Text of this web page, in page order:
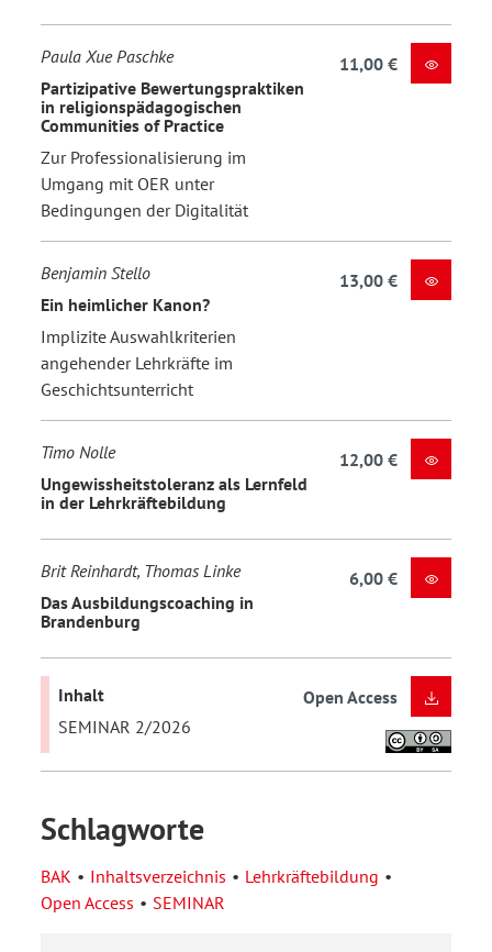
Paula Xue Paschke
Partizipative Bewertungspraktiken
in religionspädagogischen
Communities of Practice
Zur Professionalisierung im
Umgang mit OER unter
Bedingungen der Digitalität
11,00 €
Benjamin Stello
Ein heimlicher Kanon?
Implizite Auswahlkriterien
angehender Lehrkräfte im
Geschichtsunterricht
13,00 €
Timo Nolle
Ungewissheitstoleranz als Lernfeld
in der Lehrkräftebildung
12,00 €
Brit Reinhardt, Thomas Linke
Das Ausbildungscoaching in
Brandenburg
6,00 €
Inhalt
SEMINAR 2/2026
Open Access
Schlagworte
BAK Inhaltsverzeichnis
Lehrkräftebildung
Open Access
SEMINAR